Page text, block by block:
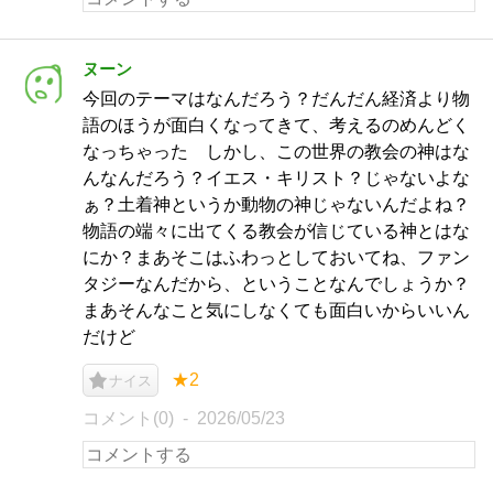
ヌーン
今回のテーマはなんだろう？だんだん経済より物
語のほうが面白くなってきて、考えるのめんどく
なっちゃった しかし、この世界の教会の神はな
んなんだろう？イエス・キリスト？じゃないよな
ぁ？土着神というか動物の神じゃないんだよね？
物語の端々に出てくる教会が信じている神とはな
にか？まあそこはふわっとしておいてね、ファン
タジーなんだから、ということなんでしょうか？
まあそんなこと気にしなくても面白いからいいん
だけど
ナイス ★2
コメント(0) 2026/05/23